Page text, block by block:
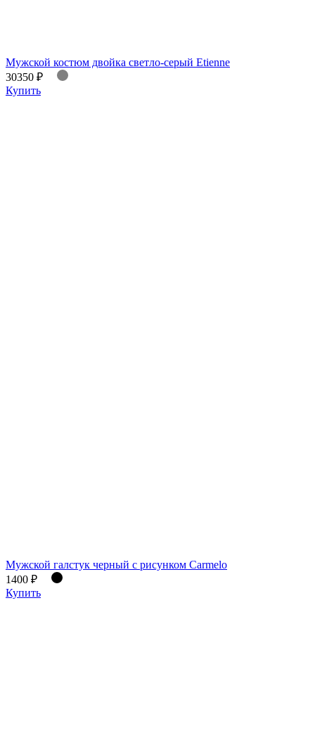
Мужской костюм двойка светло-серый Etienne
30350 ₽
Купить
Мужской галстук черный с рисунком Carmelo
1400 ₽
Купить